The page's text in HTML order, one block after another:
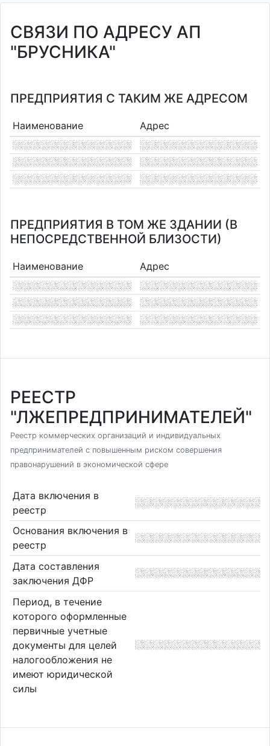
СВЯЗИ ПО АДРЕСУ АП
"БРУСНИКА"
ПРЕДПРИЯТИЯ С ТАКИМ ЖЕ АДРЕСОМ
Наименование Адрес
ПРЕДПРИЯТИЯ В ТОМ ЖЕ ЗДАНИИ (В
НЕПОСРЕДСТВЕННОЙ БЛИЗОСТИ)
Наименование Адрес
РЕЕСТР
"ЛЖЕПРЕДПРИНИМАТЕЛЕЙ"
Реестр коммерческих организаций и индивидуальных
предпринимателей с повышенным риском совершения
правонарушений в экономической сфере
Дата включения в
реестр
Основания включения в
реестр
Дата составления
заключения ДФР
Период, в течение
которого оформленные
первичные учетные
документы для целей
налогообложения не
имеют юридической
силы